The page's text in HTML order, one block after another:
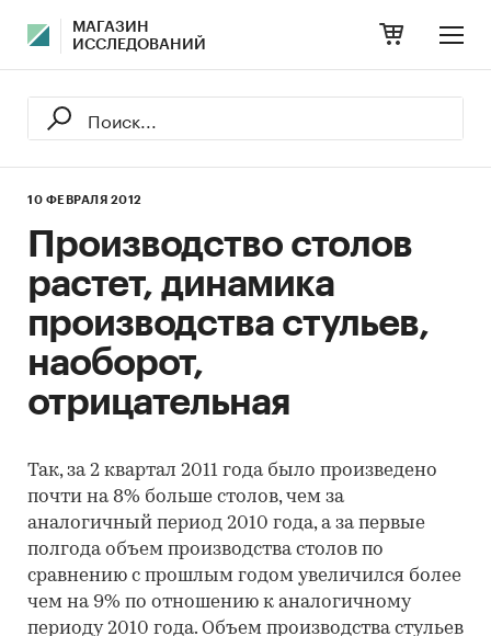
МАГАЗИН
ИССЛЕДОВАНИЙ
10 ФЕВРАЛЯ 2012
Производство столов
растет, динамика
производства стульев,
наоборот,
отрицательная
Так, за 2 квартал 2011 года было произведено
почти на 8% больше столов, чем за
аналогичный период 2010 года, а за первые
полгода объем производства столов по
сравнению с прошлым годом увеличился более
чем на 9% по отношению к аналогичному
периоду 2010 года. Объем производства стульев